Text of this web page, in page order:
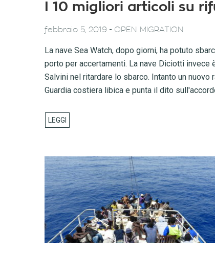
I 10 migliori articoli su
febbraio 5, 2019 - OPEN MIGRATION
La nave Sea Watch, dopo giorni, ha potuto
porto per accertamenti. La nave Diciotti
Salvini nel ritardare lo sbarco. Intanto un
Guardia costiera libica e punta il dito